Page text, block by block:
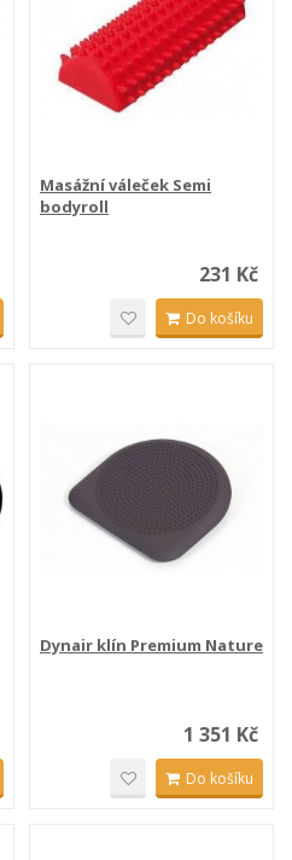
Masážní váleček Semi
bodyroll
231 Kč
Do košíku
Dynair klín Premium Nature
1 351 Kč
Do košíku